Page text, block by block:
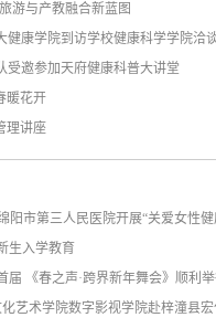
游与产教融合新蓝图
健康学院到访学校健康科学学院洽
受邀参加天府健康科普大讲堂
暖花开
理讲座
市第三人民医院开展“关爱女性
生入学教育
《春之声·跨界新年舞会》顺利
艺术学院数字影视学院赴梓潼县